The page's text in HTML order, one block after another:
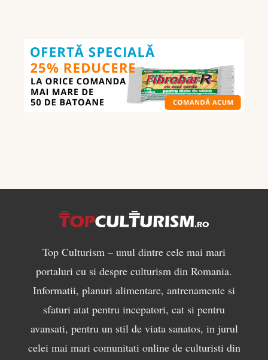
mănânci
pentru
masă
musculară
Top Culturism – unul dintre cele mai mari
portaluri cu si despre culturism din Romania.
Informatii, planuri alimentare, antrenamente si
sfaturi atat pentru incepatori, cat si pentru
avansati, pentru un stil de viata sanatos, in jurul
celei mai mari comunitati online de culturisti din